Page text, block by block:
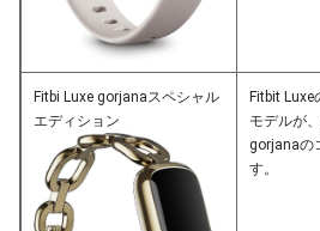
Fitbi Luxe gorjanaスペシャル
エディション
Fitbit
モデルが
gorjanaの
す。